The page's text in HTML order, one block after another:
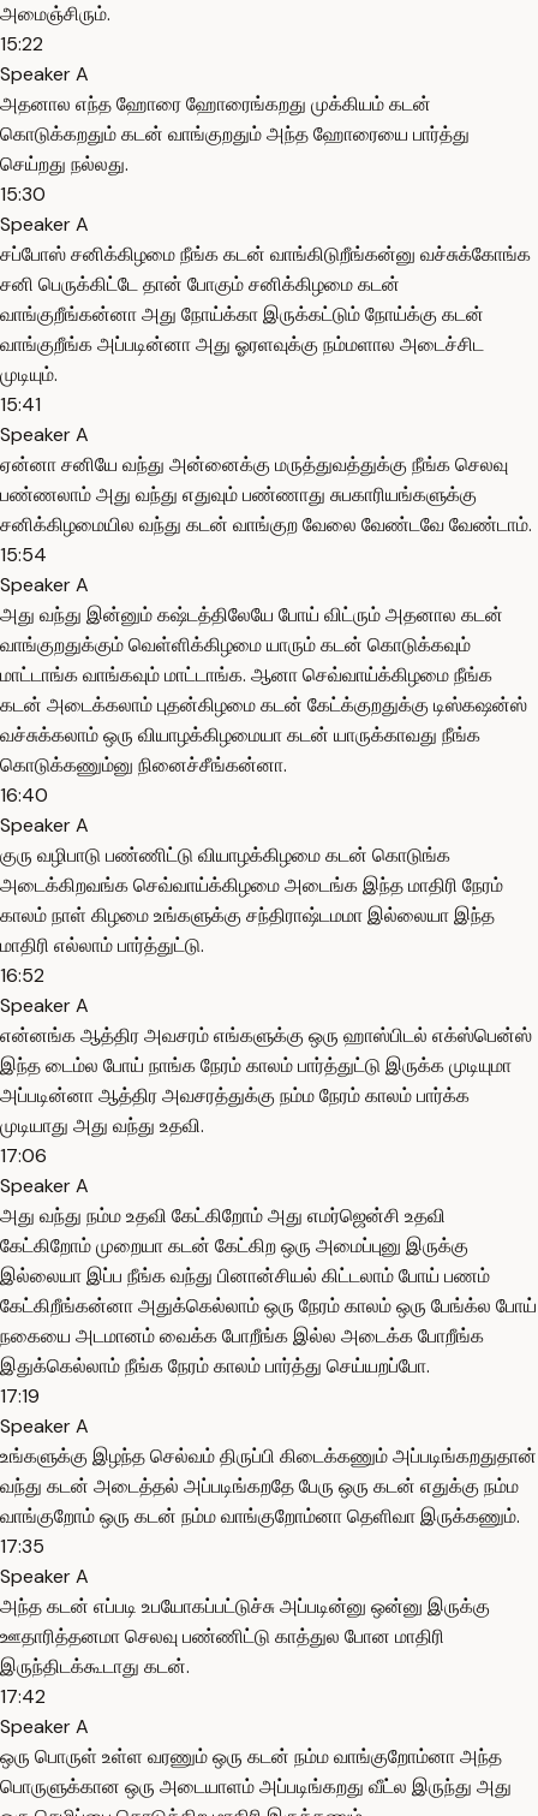
அமைஞ்சிரும்.
15:22
Speaker A
அதனால எந்த ஹோரை ஹோரைங்கறது முக்கியம் கடன்
கொடுக்கறதும் கடன் வாங்குறதும் அந்த ஹோரையை பார்த்து
செய்றது நல்லது.
15:30
Speaker A
சப்போஸ் சனிக்கிழமை நீங்க கடன் வாங்கிடுறீங்கன்னு வச்சுக்கோங்க
சனி பெருக்கிட்டே தான் போகும் சனிக்கிழமை கடன்
வாங்குறீங்கன்னா அது நோய்க்கா இருக்கட்டும் நோய்க்கு கடன்
வாங்குறீங்க அப்படின்னா அது ஓரளவுக்கு நம்மளால அடைச்சிட
முடியும்.
15:41
Speaker A
ஏன்னா சனியே வந்து அன்னைக்கு மருத்துவத்துக்கு நீங்க செலவு
பண்ணலாம் அது வந்து எதுவும் பண்ணாது சுபகாரியங்களுக்கு
சனிக்கிழமையில வந்து கடன் வாங்குற வேலை வேண்டவே வேண்டாம்.
15:54
Speaker A
அது வந்து இன்னும் கஷ்டத்திலேயே போய் விட்ரும் அதனால கடன்
வாங்குறதுக்கும் வெள்ளிக்கிழமை யாரும் கடன் கொடுக்கவும்
மாட்டாங்க வாங்கவும் மாட்டாங்க. ஆனா செவ்வாய்க்கிழமை நீங்க
கடன் அடைக்கலாம் புதன்கிழமை கடன் கேட்க்குறதுக்கு டிஸ்கஷன்ஸ்
வச்சுக்கலாம் ஒரு வியாழக்கிழமையா கடன் யாருக்காவது நீங்க
கொடுக்கணும்னு நினைச்சீங்கன்னா.
16:40
Speaker A
குரு வழிபாடு பண்ணிட்டு வியாழக்கிழமை கடன் கொடுங்க
அடைக்கிறவங்க செவ்வாய்க்கிழமை அடைங்க இந்த மாதிரி நேரம்
காலம் நாள் கிழமை உங்களுக்கு சந்திராஷ்டமமா இல்லையா இந்த
மாதிரி எல்லாம் பார்த்துட்டு.
16:52
Speaker A
என்னங்க ஆத்திர அவசரம் எங்களுக்கு ஒரு ஹாஸ்பிடல் எக்ஸ்பென்ஸ்
இந்த டைம்ல போய் நாங்க நேரம் காலம் பார்த்துட்டு இருக்க முடியுமா
அப்படின்னா ஆத்திர அவசரத்துக்கு நம்ம நேரம் காலம் பார்க்க
முடியாது அது வந்து உதவி.
17:06
Speaker A
அது வந்து நம்ம உதவி கேட்கிறோம் அது எமர்ஜென்சி உதவி
கேட்கிறோம் முறையா கடன் கேட்கிற ஒரு அமைப்புனு இருக்கு
இல்லையா இப்ப நீங்க வந்து பினான்சியல் கிட்டலாம் போய் பணம்
கேட்கிறீங்கன்னா அதுக்கெல்லாம் ஒரு நேரம் காலம் ஒரு பேங்க்ல போய்
நகையை அடமானம் வைக்க போறீங்க இல்ல அடைக்க போறீங்க
இதுக்கெல்லாம் நீங்க நேரம் காலம் பார்த்து செய்யறப்போ.
17:19
Speaker A
உங்களுக்கு இழந்த செல்வம் திருப்பி கிடைக்கணும் அப்படிங்கறதுதான்
வந்து கடன் அடைத்தல் அப்படிங்கறதே பேரு ஒரு கடன் எதுக்கு நம்ம
வாங்குறோம் ஒரு கடன் நம்ம வாங்குறோம்னா தெளிவா இருக்கணும்.
17:35
Speaker A
அந்த கடன் எப்படி உபயோகப்பட்டுச்சு அப்படின்னு ஒன்னு இருக்கு
ஊதாரித்தனமா செலவு பண்ணிட்டு காத்துல போன மாதிரி
இருந்திடக்கூடாது கடன்.
17:42
Speaker A
ஒரு பொருள் உள்ள வரணும் ஒரு கடன் நம்ம வாங்குறோம்னா அந்த
பொருளுக்கான ஒரு அடையாளம் அப்படிங்கறது வீட்ல இருந்து அது